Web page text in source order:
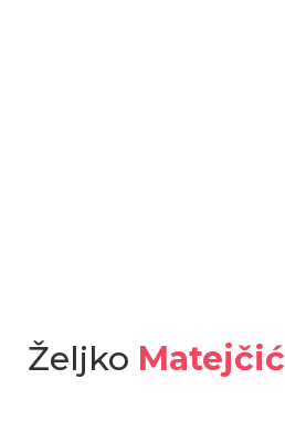
Željko Matejčić